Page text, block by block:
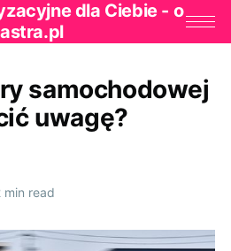
dla Ciebie - o
samochodowej
uwagę?
min read